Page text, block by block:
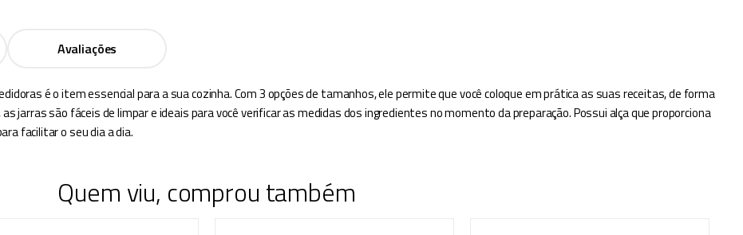
Avaliações
é o item essencial para a sua cozinha. Com 3 opções de tamanhos, ele permite que você coloque em prática as suas receitas, de forma
jarras são fáceis de limpar e ideais para você verificar as medidas dos ingredientes no momento da preparação. Possui alça que proporciona
facilitar o seu dia a dia.
Quem viu, comprou também